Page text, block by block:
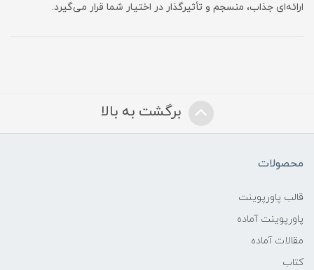
ارائه‌ای جذاب، منسجم و تأثیرگذار در اختیار شما قرار می‌گیرد.
برگشت به بالا
محصولات
قالب پاورپوینت
پاورپوینت آماده
مقالات آماده
کتاب